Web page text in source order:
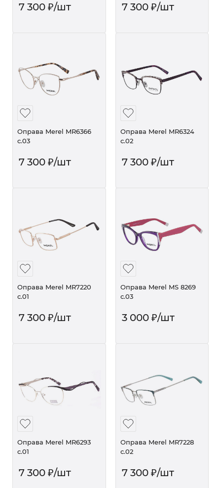
7 300 ₽/шт 7 300₽/шт
Оправа Merel MR6366
с.03
7 300 ₽/шт
Оправа Merel MR6324
с.02
7 300₽/шт
Оправа Merel MR7220
с.01
7 300 ₽/шт
Оправа Merel MS 8269
с.03
3 000₽/шт
Оправа Merel MR6293
с.01
7 300 ₽/шт
Оправа Merel MR7228
с.02
7 300₽/шт